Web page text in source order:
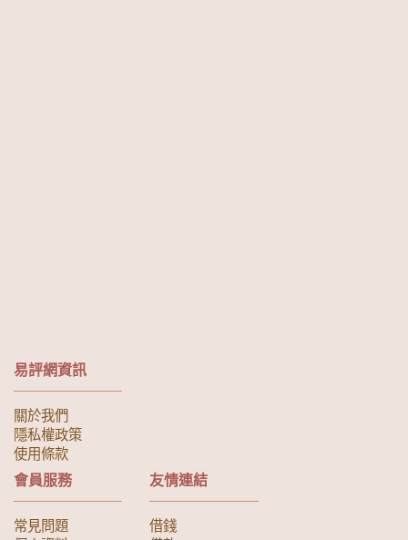
易評網資訊
關於我們
隱私權政策
使用條款
會員服務
常見問題
友情連結
借錢